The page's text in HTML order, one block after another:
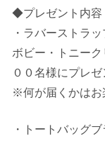
◆プレゼント内容
・ラバーストラ
ボビー・トニーク
００名様にプレゼ
※何が届くかはお
・トートバッグ